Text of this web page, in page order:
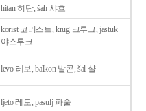
hitan 히탄, šah 샤흐
korist 코리스트, krug 크루그, jastuk
야스투크
levo 레보, balkon 발콘, šal 샬
ljeto 레토, pasulj 파술